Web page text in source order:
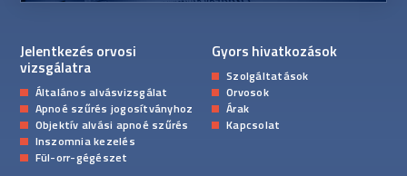
Jelentkezés orvosi
vizsgálatra
Általános alvásvizsgálat
Apnoé szűrés jogosítványhoz
Objektív alvási apnoé szűrés
Inszomnia kezelés
Fül-orr-gégészet
Gyors hivatkozások
Szolgáltatások
Orvosok
Árak
Kapcsolat